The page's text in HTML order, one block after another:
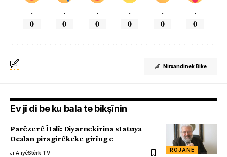
.
0
.
0
.
0
.
0
.
0
.
0
Nirxandinek Bike
Ev jî di be ku bala te bikşînin
ROJANE
Parêzerê Îtalî: Diyarnekirina statuya
Ocalan pirsgirêkeke girîng e
Ji AliyêStêrk TV